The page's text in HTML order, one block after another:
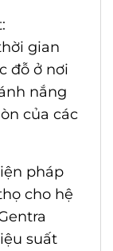
gian
đỗ ở nơi
nắng
của các
pháp
cho hệ
suất